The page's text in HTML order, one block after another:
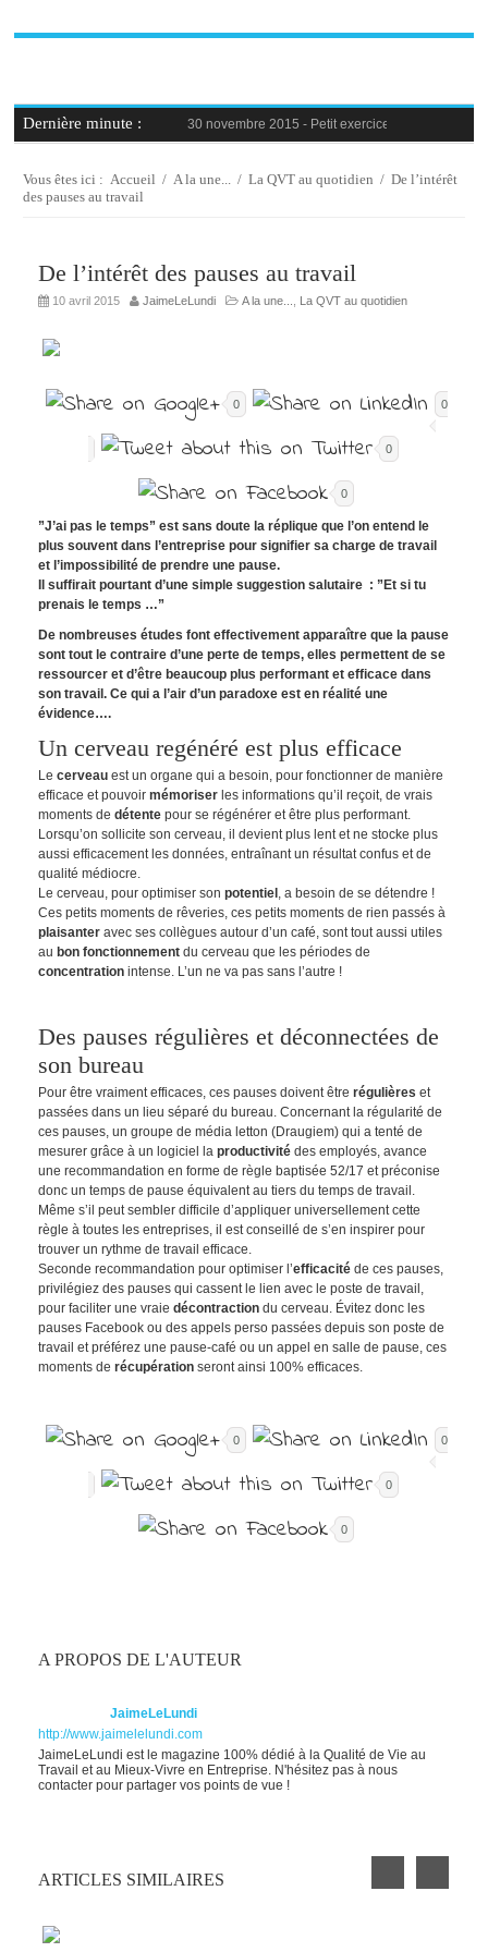
Dernière minute : 30 novembre 2015 - Petit exercice de la semaine
30 novembre 2015 -Blague au bureau #9
23 novembre 2015 -Le syndrome de l’imposteur,
Vous êtes ici :Accueil /A la une... /La QVT au quotidien /De l’intérêt
des pauses au travail
De l’intérêt des pauses au travail
10 avril 2015 JaimeLeLundi A la une... La QVT au quotidien
0 0
0
0
”J’ai pas le temps” est sans doute la réplique que l’on entend le
plus souvent dans l’entreprise pour signifier sa charge de travail
et l’impossibilité de prendre une pause.
Il suffirait pourtant d’une simple suggestion salutaire : ”Et si tu
prenais le temps …”
De nombreuses études font effectivement apparaître que la pause
sont tout le contraire d’une perte de temps, elles permettent de se
ressourcer et d’être beaucoup plus performant et efficace dans
son travail. Ce qui a l’air d’un paradoxe est en réalité une
évidence….
Un cerveau regénéré est plus efficace
Le cerveauest un organe qui a besoin, pour fonctionner de manière
efficace et pouvoir mémoriserles informations qu’il reçoit, de vrais
moments de détentepour se régénérer et être plus performant.
Lorsqu’on sollicite son cerveau, il devient plus lent et ne stocke plus
aussi efficacement les données, entraînant un résultat confus et de
qualité médiocre.
Le cerveau, pour optimiser son potentiel, a besoin de se détendre !
Ces petits moments de rêveries, ces petits moments de rien passés à
plaisanteravec ses collègues autour d’un café, sont tout aussi utiles
au bon fonctionnementdu cerveau que les périodes de
concentrationintense. L’un ne va pas sans l’autre !
Des pauses régulières et déconnectées de
son bureau
Pour être vraiment efficaces, ces pauses doivent être régulières et
passées dans un lieu séparé du bureau. Concernant la régularité de
ces pauses, un groupe de média letton (Draugiem) qui a tenté de
mesurer grâce à un logiciel la productivitédes employés, avance
une recommandation en forme de règle baptisée 52/17 et préconise
donc un temps de pause équivalent au tiers du temps de travail.
Même s’il peut sembler difficile d’appliquer universellement cette
règle à toutes les entreprises, il est conseillé de s’en inspirer pour
trouver un rythme de travail efficace.
Seconde recommandation pour optimiser l’efficacitéde ces pauses,
privilégiez des pauses qui cassent le lien avec le poste de travail,
pour faciliter une vraie décontractiondu cerveau. Évitez donc les
pauses Facebook ou des appels perso passées depuis son poste de
travail et préférez une pause-café ou un appel en salle de pause, ces
moments de récupérationseront ainsi 100% efficaces.
0 0
0
0
A PROPOS DE L'AUTEUR
JaimeLeLundi
http://www.jaimelelundi.com
JaimeLeLundi est le magazine 100% dédié à la Qualité de Vie au
Travail et au Mieux-Vivre en Entreprise. N'hésitez pas à nous
contacter pour partager vos points de vue !
ARTICLES SIMILAIRES